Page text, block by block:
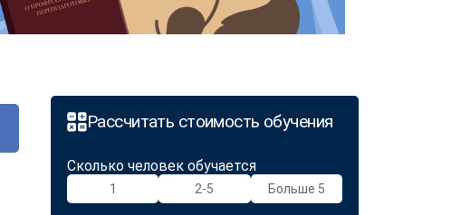
Рассчитать стоимость обучения
Сколько человек обучается
1 2-5 Больше 5